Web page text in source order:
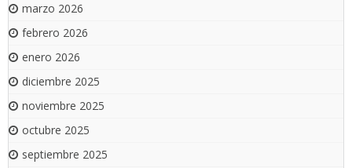
marzo 2026
febrero 2026
enero 2026
diciembre 2025
noviembre 2025
octubre 2025
septiembre 2025